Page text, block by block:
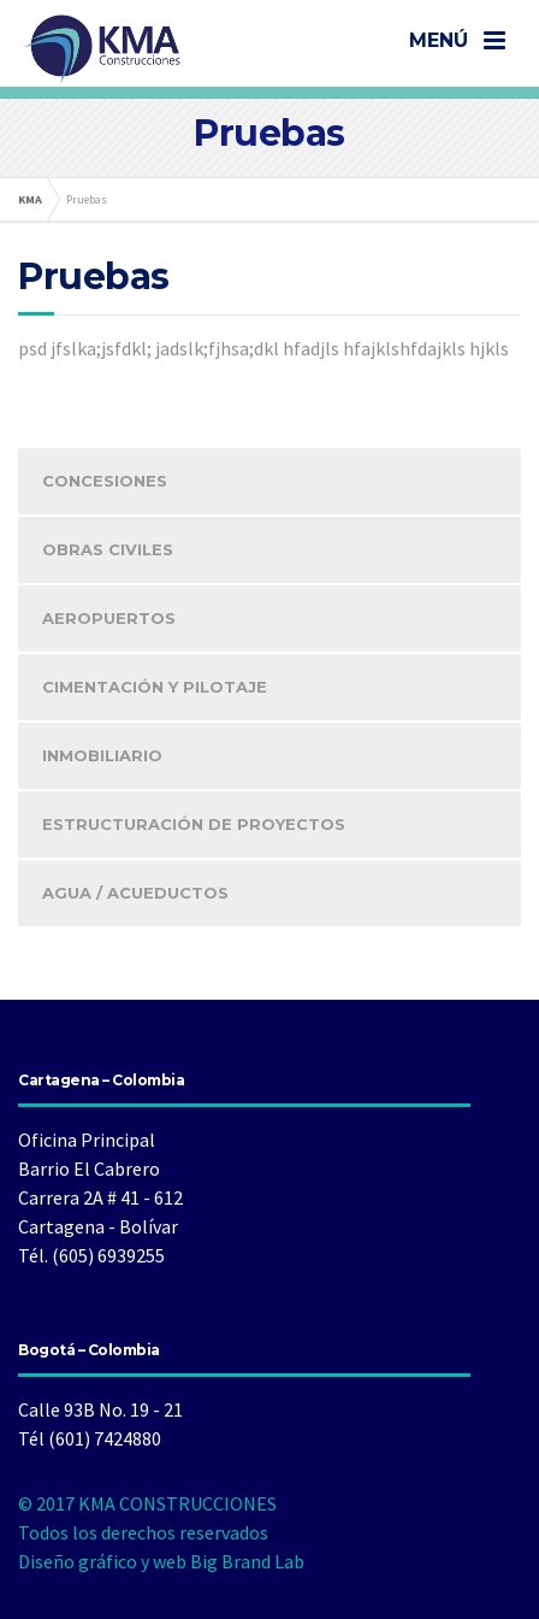
MENÚ
Pruebas
KMA Pruebas
Pruebas
psd jfslka;jsfdkl; jadslk;fjhsa;dkl hfadjls hfajklshfdajkls hjkls
CONCESIONES
OBRAS CIVILES
AEROPUERTOS
CIMENTACIÓN Y PILOTAJE
INMOBILIARIO
ESTRUCTURACIÓN DE PROYECTOS
AGUA / ACUEDUCTOS
Cartagena – Colombia
Oficina Principal
Barrio El Cabrero
Carrera 2A # 41 - 612
Cartagena - Bolívar
Tél. (605) 6939255
Bogotá – Colombia
Calle 93B No. 19 - 21
Tél (601) 7424880
© 2017 KMA CONSTRUCCIONES
Todos los derechos reservados
Diseño gráfico y web Big Brand Lab